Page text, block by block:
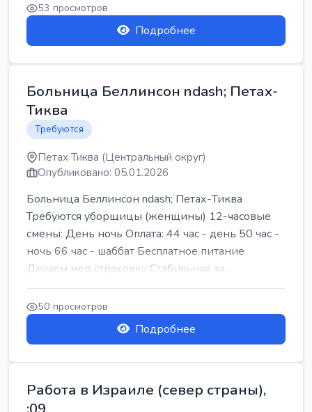
53 просмотров
Подробнее
Больница Беллинсон ndash; Петах-
Тиква
Требуются
Петах Тиква (Центральный округ)
Опубликовано: 05.01.2026
Больница Беллинсон ndash; Петах-Тиква
Требуются уборщицы (женщины) 12-часовые
смены: День ночь Оплата: 44 час - день 50 час -
ночь 66 час - шаббат Бесплатное питание
Делаем мед страховку Стабильная за...
50 просмотров
Подробнее
Работа в Израиле (север страны),